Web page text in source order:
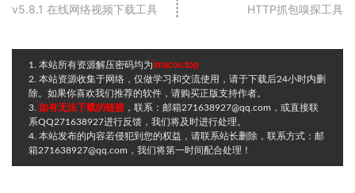
v5.8.1 在线网络视频下载工具
HTTP抓包嗅探工具
1. 本站所有资源解压密码均为imacos.top
2. 本站资源收集于网络，仅做学习和交流使用，请于下载后24小时内删
除。如果你喜欢我们推荐的软件，请购买正版支持作者。
3. 如有无法下载的链接 ，联系：邮箱271638927@qq.com，或直接联
系QQ271638927进行反馈，我们将及时进行处理。
4. 本站发布的内容若侵犯到您的权益，请联系站长删除，联系方式：邮
箱271638927@qq.com，我们将第一时间配合处理！